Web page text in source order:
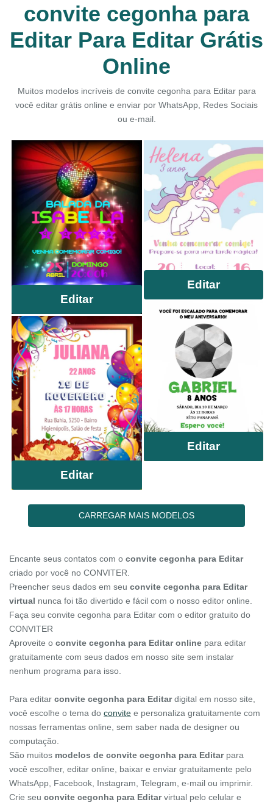
convite cegonha para
Editar Para Editar Grátis
Online
Muitos modelos incríveis de convite cegonha para Editar para
você editar grátis online e enviar por WhatsApp, Redes Sociais
ou e-mail.
Editar
Editar
Editar
Editar
CARREGAR MAIS MODELOS
Encante seus contatos com o convite cegonha para Editar
criado por você no CONVITER.
Preencher seus dados em seu convite cegonha para Editar
virtual nunca foi tão divertido e fácil com o nosso editor online.
Faça seu convite cegonha para Editar com o editor gratuito do
CONVITER
Aproveite o convite cegonha para Editar online para editar
gratuitamente com seus dados em nosso site sem instalar
nenhum programa para isso.
Para editar convite cegonha para Editardigital em nosso site,
você escolhe o tema do convite e personaliza gratuitamente com
nossas ferramentas online, sem saber nada de designer ou
computação.
São muitos modelos de convite cegonha para Editarpara
você escolher, editar online, baixar e enviar gratuitamente pelo
WhatsApp, Facebook, Instagram, Telegram, e-mail ou imprimir.
Crie seu convite cegonha para Editarvirtual pelo celular e